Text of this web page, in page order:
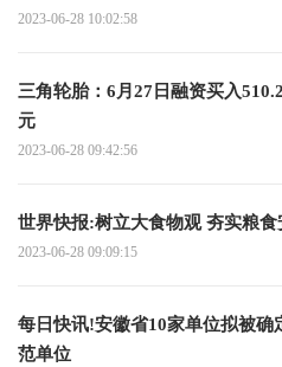
2023-06-28 10:02:58
三角轮胎：6月27日融资买入
元
2023-06-28 09:42:56
世界快报:树立大食物
2023-06-28 09:09:15
每日快讯!安徽省10家单位拟被确
范单位